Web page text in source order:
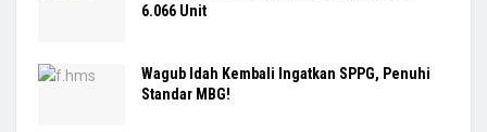
6.066 Unit
Wagub Idah Kembali Ingatkan SPPG, Penuhi
Standar MBG!